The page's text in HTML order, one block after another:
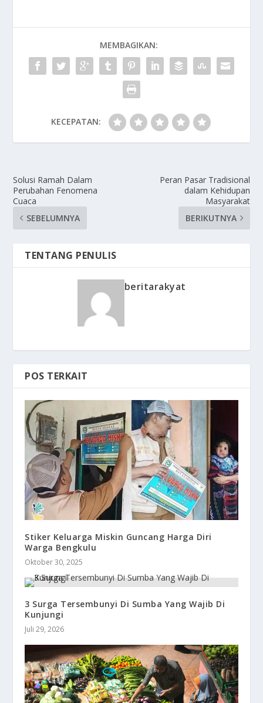
MEMBAGIKAN:
KECEPATAN:
Solusi Ramah Dalam
Perubahan Fenomena
Cuaca
SEBELUMNYA
Peran Pasar Tradisional
dalam Kehidupan
Masyarakat
BERIKUTNYA
TENTANG PENULIS
beritarakyat
POS TERKAIT
Stiker Keluarga Miskin Guncang Harga Diri
Warga Bengkulu
Oktober 30, 2025
3 Surga Tersembunyi Di Sumba Yang Wajib Di
Kunjungi
Juli 29, 2026